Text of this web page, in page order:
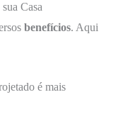
Casa
benefícios. Aqui
é mais